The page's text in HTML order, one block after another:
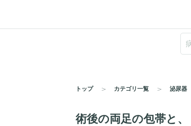
トップ カテゴリ一覧 泌尿器
術後の両足の包帯と